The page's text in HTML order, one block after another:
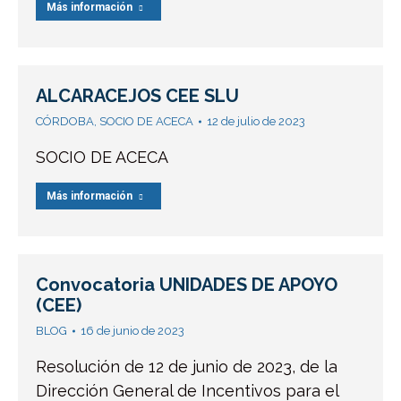
Más información
ALCARACEJOS CEE SLU
CÓRDOBA, SOCIO DE ACECA 12 de julio de 2023
SOCIO DE ACECA
Más información
Convocatoria UNIDADES DE APOYO
(CEE)
BLOG 16 de junio de 2023
Resolución de 12 de junio de 2023, de la
Dirección General de Incentivos para el